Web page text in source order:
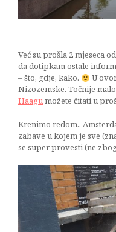
Već su prošla 2 mjeseca
da dotipkam ostale
– što, gdje, kako.
U
Nizozemske. Točnije
Haagumožete čitati u
Krenimo redom..
zabave u kojem je sve
se super provesti (ne